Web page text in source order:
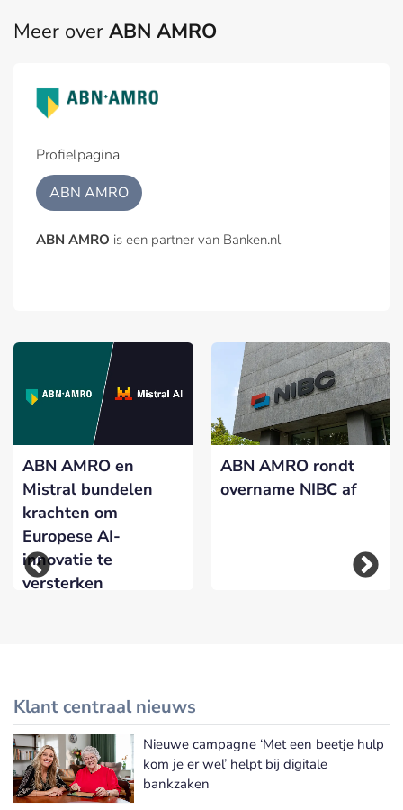
Meer over ABN AMRO
Profielpagina
ABN AMRO
ABN AMRO is een partner van Banken.nl
ABN AMRO en
Mistral bundelen
krachten om
Europese AI-
innovatie te
versterken
ABN AMRO rondt
overname NIBC af
Klant centraal nieuws
Meer Klant centraal nieuws
Nieuwe campagne ‘Met een beetje hulp
kom je er wel’ helpt bij digitale
bankzaken